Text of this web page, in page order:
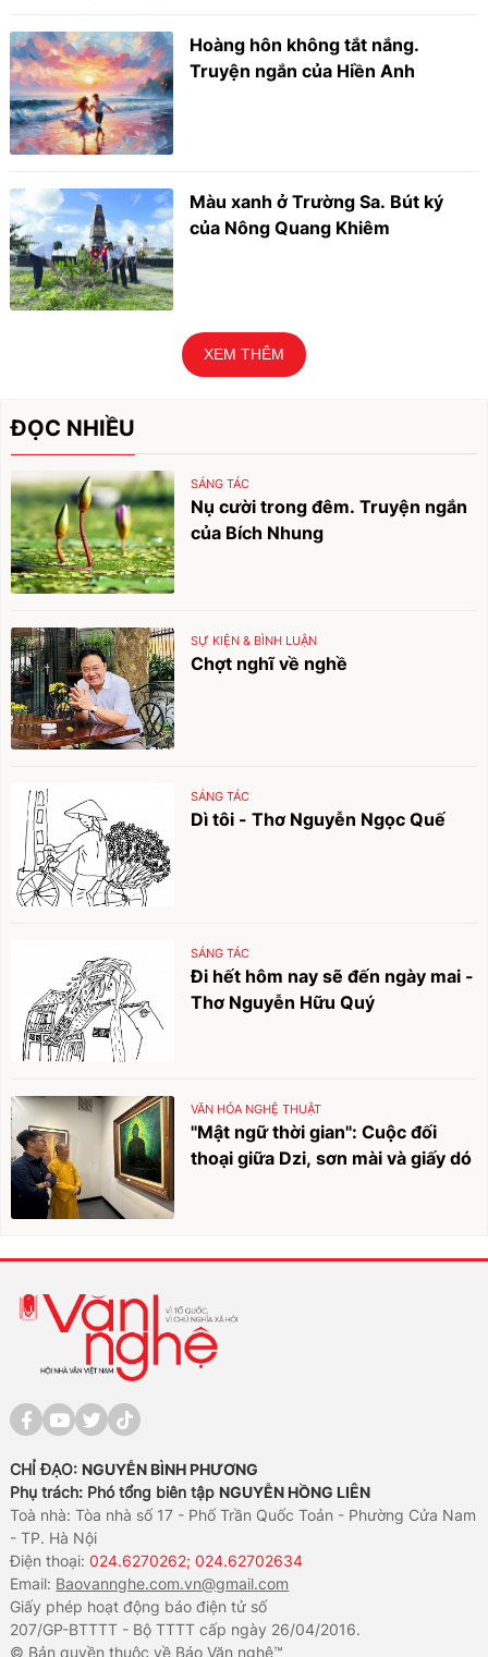
Hoàng hôn không tắt nắng.
Truyện ngắn của Hiền Anh
Màu xanh ở Trường Sa. Bút ký
của Nông Quang Khiêm
XEM THÊM
ĐỌC NHIỀU
SÁNG TÁC
Nụ cười trong đêm. Truyện ngắn
của Bích Nhung
SỰ KIỆN & BÌNH LUẬN
Chợt nghĩ về nghề
SÁNG TÁC
Dì tôi - Thơ Nguyễn Ngọc Quế
SÁNG TÁC
Đi hết hôm nay sẽ đến ngày mai -
Thơ Nguyễn Hữu Quý
VĂN HÓA NGHỆ THUẬT
"Mật ngữ thời gian": Cuộc đối
thoại giữa Dzi, sơn mài và giấy dó
CHỈ ĐẠO: NGUYỄN BÌNH PHƯƠNG
Phụ trách: Phó tổng biên tập NGUYỄN HỒNG LIÊN
Toà nhà: Tòa nhà số 17 - Phố Trần Quốc Toản - Phường Cửa Nam
- TP. Hà Nội
Điện thoại:024.6270262; 024.62702634
Email: Baovannghe.com.vn@gmail.com
Giấy phép hoạt động báo điện tử số
207/GP-BTTTT - Bộ TTTT cấp ngày 26/04/2016.
© Bản quyền thuộc về Báo Văn nghệ™